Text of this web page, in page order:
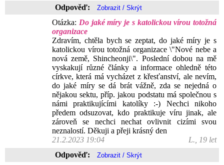
Odpověď:
Otázka: Do jaké míry je s katolickou vírou totožná
organizace
Zdravím, chtěla bych se zeptat, do jaké míry je s
katolickou vírou totožná organizace \"Nové nebe a
nová země, Shincheonji\". Poslední dobou na mě
vyskakují různé články a informace ohledně této
církve, která má vycházet z křesťanství, ale nevím,
do jaké míry se dá brát vážně, zda se nejedná o
nějakou sektu, příp. jakou podstatu má společnou s
námi praktikujícími katolíky :-) Nechci nikoho
předem odsuzovat, kdo praktikuje víru jinak, ale
zároveň se nechci nechat ovlivnit cizími svou
neznalostí. Děkuji a přeji krásný den
21.2.2023 19:04
L., 19 let
Odpověď: